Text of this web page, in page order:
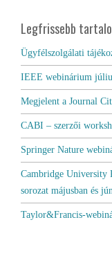
Legfrissebb
Ügyfélszolgálati
IEEE webinárium
Megjelent a Journal
CABI – szerzői
Springer Nature
Cambridge University
sorozat májusban és
Taylor&Francis-